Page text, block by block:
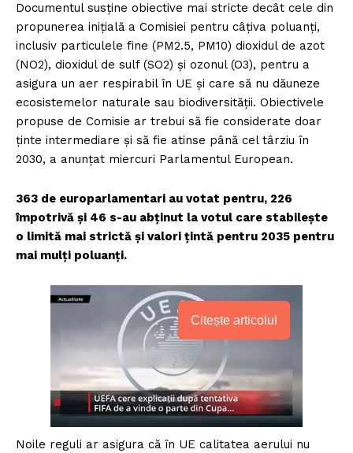
Documentul susține obiective mai stricte decât cele din
propunerea inițială a Comisiei pentru câțiva poluanți,
inclusiv particulele fine (PM2.5, PM10) dioxidul de azot
(NO2), dioxidul de sulf (SO2) și ozonul (O3), pentru a
asigura un aer respirabil în UE și care să nu dăuneze
ecosistemelor naturale sau biodiversităţii. Obiectivele
propuse de Comisie ar trebui să fie considerate doar
ținte intermediare și să fie atinse până cel târziu în
2030, a anunțat miercuri Parlamentul European.
363 de europarlamentari au votat pentru, 226
împotrivă și 46 s-au abținut la votul care stabilește
o limită mai strictă și valori țintă pentru 2035 pentru
mai mulți poluanți.
Citește articolul
Noile reguli ar asigura că în UE calitatea aerului nu